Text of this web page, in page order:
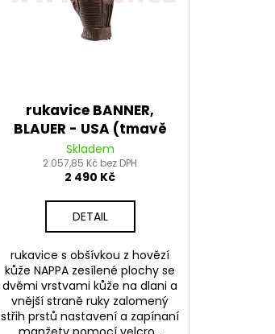
rukavice BANNER,
BLAUER - USA (tmavě
hnědé)
Skladem
2 057,85 Kč bez DPH
2 490 Kč
DETAIL
rukavice s obšívkou z hovězí
kůže NAPPA zesílené plochy se
dvěmi vrstvami kůže na dlani a
vnější straně ruky zalomený
střih prstů nastavení a zapínaní